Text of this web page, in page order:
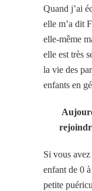
Quand j’ai
elle m’a dit
elle-même
elle est très
la vie des
enfants en
Si vous avez
enfant de 0
petite